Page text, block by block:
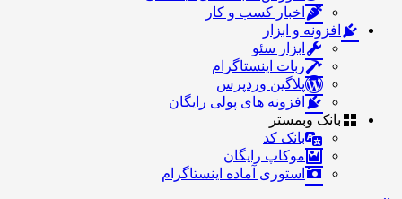
اخبار کسب و کار
افزونه و ابزار
ابزار سئو
ربات اینستاگرام
پلاگین وردپرس
افزونه های پولی رایگان
بانک وبمستر
بانک کد
موکاپ رایگان
استوری آماده اینستاگرام